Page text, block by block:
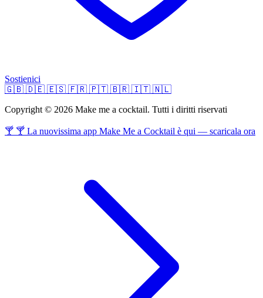
Sostienici
🇬🇧 🇩🇪 🇪🇸 🇫🇷 🇵🇹 🇧🇷 🇮🇹 🇳🇱
Copyright © 2026 Make me a cocktail. Tutti i diritti riservati
🍸 🍸 La nuovissima app Make Me a Cocktail è qui — scaricala ora